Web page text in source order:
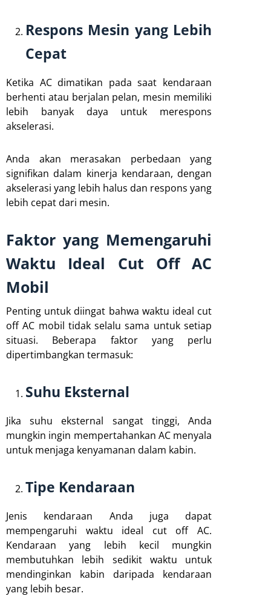
Respons Mesin yang Lebih
Cepat
Ketika AC dimatikan pada saat kendaraan
berhenti atau berjalan pelan, mesin memiliki
lebih banyak daya untuk merespons
akselerasi.
Anda akan merasakan perbedaan yang
signifikan dalam kinerja kendaraan, dengan
akselerasi yang lebih halus dan respons yang
lebih cepat dari mesin.
Faktor yang Memengaruhi
Waktu Ideal Cut Off AC
Mobil
Penting untuk diingat bahwa waktu ideal cut
off AC mobil tidak selalu sama untuk setiap
situasi. Beberapa faktor yang perlu
dipertimbangkan termasuk:
Suhu Eksternal
Jika suhu eksternal sangat tinggi, Anda
mungkin ingin mempertahankan AC menyala
untuk menjaga kenyamanan dalam kabin.
Tipe Kendaraan
Jenis kendaraan Anda juga dapat
mempengaruhi waktu ideal cut off AC.
Kendaraan yang lebih kecil mungkin
membutuhkan lebih sedikit waktu untuk
mendinginkan kabin daripada kendaraan
yang lebih besar.